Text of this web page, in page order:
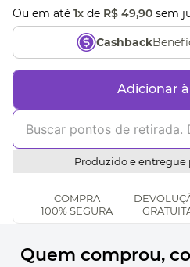
Ou em até 1x de R$ 49,90 sem
Cashback
Adicionar
Produzido e entregue
COMPRA
100% SEGURA
Quem comprou,